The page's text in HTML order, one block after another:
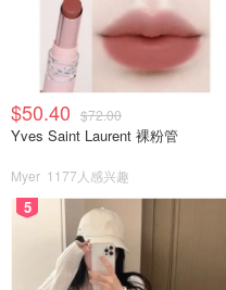
$50.40 $72.00
Yves Saint Laurent 裸粉管
Myer 1177人感兴趣
5